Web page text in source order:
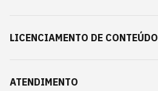
LICENCIAMENTO DE CONTEÚDO
ATENDIMENTO